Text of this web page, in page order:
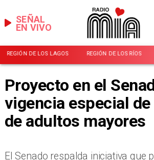
EN VIVO
SEÑAL
REGIÓN DE LOS LAGOS REGIÓN DE LOS RÍOS
Proyecto en el
vigencia especial
de adultos mayores
El Senado respalda iniciativa que